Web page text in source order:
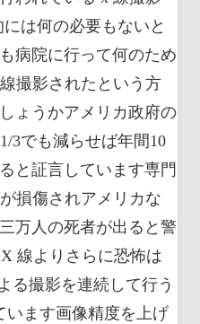
は何の必要もないと
病院に行って何のため
撮影されたという方
ょうかアメリカ政府の
3でも減らせば年間10
と証言しています専門
損傷されアメリカな
万人の死者が出ると警
線よりさらに恐怖は
る撮影を連続して行う
います画像精度を上げ